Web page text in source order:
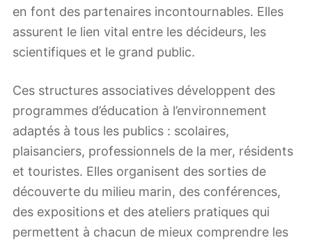
en font des partenaires incontournables. Elles
assurent le lien vital entre les décideurs, les
scientifiques et le grand public.
Ces structures associatives développent des
programmes d’éducation à l’environnement
adaptés à tous les publics : scolaires,
plaisanciers, professionnels de la mer, résidents
et touristes. Elles organisent des sorties de
découverte du milieu marin, des conférences,
des expositions et des ateliers pratiques qui
permettent à chacun de mieux comprendre les